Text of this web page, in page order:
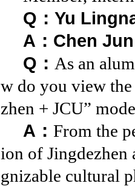
Q：Yu
A：Chen Jun
Q： As an
w do you view the
zhen + JCU”
A：From the
ion of Jingdezhen
gnizable cultural